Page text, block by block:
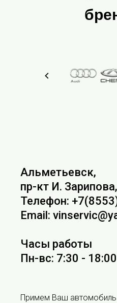
Альметьевск,
пр-кт И.
Телефон:
Email:
Часы работы
Пн-вс: 7:30 - 18:00
Примем Ваш автомобиль